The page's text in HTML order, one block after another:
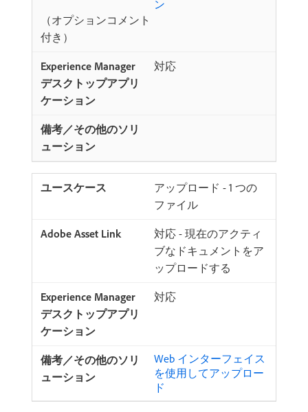
ン
（オプションコメント
付き）
対応
アップロード - 1 つの
ファイル
対応 - 現在のアクティ
ブなドキュメントをア
ップロードする
対応
Web インターフェイス
を使用してアップロー
ド